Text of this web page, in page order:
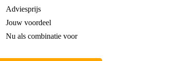
Adviesprijs
Jouw voordeel
Nu als combinatie voor